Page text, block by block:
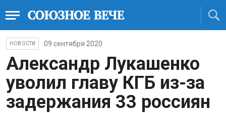
НОВОСТИ 09 сентября 2020
Александр Лукашенко
уволил главу КГБ из-за
задержания 33 россиян